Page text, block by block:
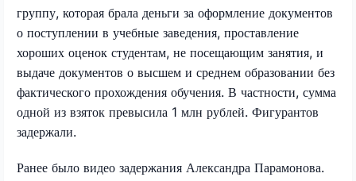
группу, которая брала деньги за оформление документов
о поступлении в учебные заведения, проставление
хороших оценок студентам, не посещающим занятия, и
выдаче документов о высшем и среднем образовании без
фактического прохождения обучения. В частности, сумма
одной из взяток превысила 1 млн рублей. Фигурантов
задержали.
Ранее было видео задержания Александра Парамонова.